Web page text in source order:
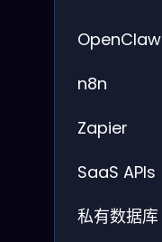
OpenClaw
n8n
Zapier
SaaS APIs
私有数据库